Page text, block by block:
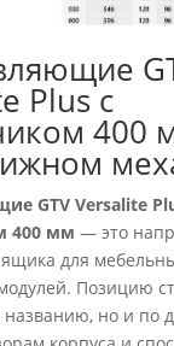
Plus с
400
GTV Versalite
400 мм — это
для
Позицию
названию, но и по